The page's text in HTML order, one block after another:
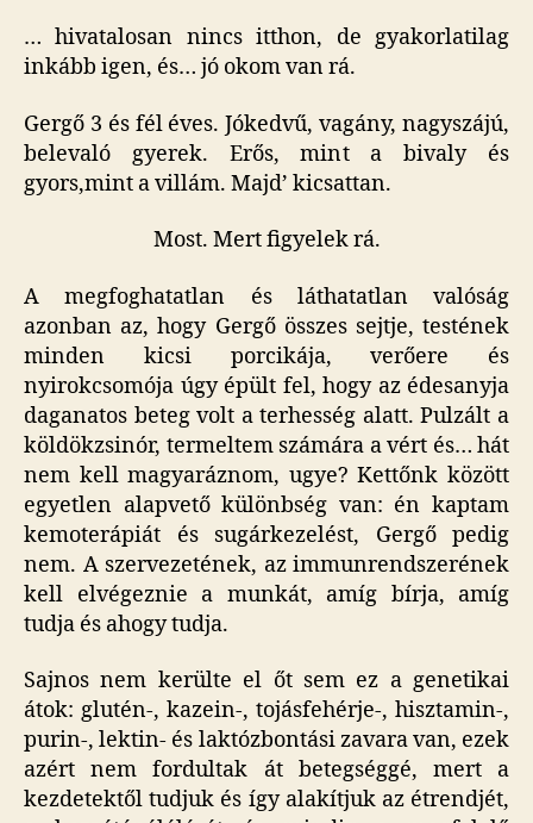
… hivatalosan nincs itthon, de gyakorlatilag
inkább igen, és… jó okom van rá.
Gergő 3 és fél éves. Jókedvű, vagány, nagyszájú,
belevaló gyerek. Erős, mint a bivaly és
gyors,mint a villám. Majd’ kicsattan.
Most. Mert figyelek rá.
A megfoghatatlan és láthatatlan valóság
azonban az, hogy Gergő összes sejtje, testének
minden kicsi porcikája, verőere és
nyirokcsomója úgy épült fel, hogy az édesanyja
daganatos beteg volt a terhesség alatt. Pulzált a
köldökzsinór, termeltem számára a vért és… hát
nem kell magyaráznom, ugye? Kettőnk között
egyetlen alapvető különbség van: én kaptam
kemoterápiát és sugárkezelést, Gergő pedig
nem. A szervezetének, az immunrendszerének
kell elvégeznie a munkát, amíg bírja, amíg
tudja és ahogy tudja.
Sajnos nem kerülte el őt sem ez a genetikai
átok: glutén-, kazein-, tojásfehérje-, hisztamin-,
purin-, lektin- és laktózbontási zavara van, ezek
azért nem fordultak át betegséggé, mert a
kezdetektől tudjuk és így alakítjuk az étrendjét,